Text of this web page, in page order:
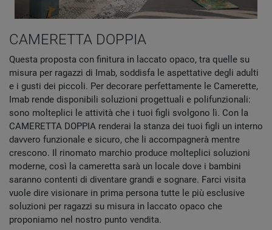
CAMERETTA DOPPIA
Questa proposta con finitura in laccato opaco, tra quelle su
misura per ragazzi di Imab, soddisfa le aspettative degli adulti
e i gusti dei piccoli. Per decorare perfettamente le Camerette,
Imab rende disponibili soluzioni progettuali e polifunzionali:
sono molteplici le attività che i tuoi figli svolgono lì. Con la
CAMERETTA DOPPIA renderai la stanza dei tuoi figli un interno
davvero funzionale e sicuro, che li accompagnerà mentre
crescono. Il rinomato marchio produce molteplici soluzioni
moderne, così la cameretta sarà un locale dove i bambini
saranno contenti di diventare grandi e sognare. Farci visita
vuole dire visionare in prima persona tutte le più esclusive
soluzioni per ragazzi su misura in laccato opaco che
proponiamo nel nostro punto vendita.